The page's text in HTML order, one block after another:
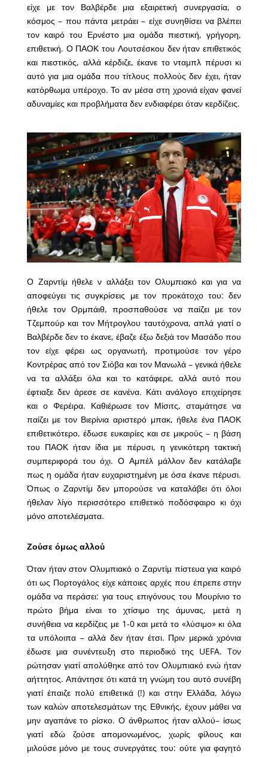
είχε με τον Βαλβέρδε μια εξαιρετική συνεργασία, ο
κόσμος – που πάντα μετράει – είχε συνηθίσει να βλέπει
τον καιρό του Ερνέστο μια ομάδα πιεστική, γρήγορη,
επιθετική. Ο ΠΑΟΚ του Λουτσέσκου δεν ήταν επιθετικός
και πιεστικός, αλλά κέρδιζε, έκανε το νταμπλ πέρυσι κι
αυτό για μια ομάδα που τίτλους πολλούς δεν έχει, ήταν
κατόρθωμα υπέροχο. Το αν μέσα στη χρονιά είχαν φανεί
αδυναμίες και προβλήματα δεν ενδιαφέρει όταν κερδίζεις.
Ο Ζαρντίμ ήθελε ν αλλάξει τον Ολυμπιακό και για να
αποφεύγει τις συγκρίσεις με τον προκάτοχο του: δεν
ήθελε τον Ορμπάιθ, προσπαθούσε να παίζει με τον
Τζεμπούρ και τον Μήτρογλου ταυτόχρονα, απλά γιατί ο
Βαλβέρδε δεν το έκανε, έβαζε έξω δεξιά τον Μασάδο που
τον είχε φέρει ως οργανωτή, προτιμούσε τον γέρο
Κοντρέρας από τον Σιόβα και τον Μανωλά – γενικά ήθελε
να τα αλλάξει όλα και το κατάφερε, αλλά αυτό που
έφτιαξε δεν άρεσε σε κανένα. Κάτι ανάλογο επιχείρησε
και ο Φερέιρα. Καθιέρωσε τον Μίσιτς, σταμάτησε να
παίζει με τον Βιερίνια αριστερό μπακ, ήθελε ένα ΠΑΟΚ
επιθετικότερο, έδωσε ευκαιρίες και σε μικρούς – η βάση
του ΠΑΟΚ ήταν ίδια με πέρυσι, η γενικότερη τακτική
συμπεριφορά του όχι. Ο Αμπέλ μάλλον δεν κατάλαβε
πως η ομάδα ήταν ευχαριστημένη με όσα έκανε πέρυσι.
Όπως ο Ζαρντίμ δεν μπορούσε να καταλάβει ότι όλοι
ήθελαν λίγο περισσότερο επιθετικό ποδόσφαιρο κι όχι
μόνο αποτελέσματα.
Ζούσε όμως αλλού
Όταν ήταν στον Ολυμπιακό ο Ζαρντίμ πίστευα για καιρό
ότι ως Πορτογάλος είχε κάποιες αρχές που έπρεπε στην
ομάδα να περάσει: για τους επιγόνους του Μουρίνιο το
πρώτο βήμα είναι το χτίσιμο της άμυνας, μετά η
συνήθεια να κερδίζεις με 1-0 και μετά το «λύσιμο» κι όλα
τα υπόλοιπα – αλλά δεν ήταν έτσι. Πριν μερικά χρόνια
έδωσε μια συνέντευξη στο περιοδικό της UEFA. Toν
ρώτησαν γιατί απολύθηκε από τον Ολυμπιακό ενώ ήταν
αήττητος. Απάντησε ότι κατά τη γνώμη του αυτό συνέβη
γιατί έπαιζε πολύ επιθετικά (!) και στην Ελλάδα, λόγω
των καλών αποτελεσμάτων της Εθνικής, έχουν μάθει να
μην αγαπάνε το ρίσκο. Ο άνθρωπος ήταν αλλού– ίσως
γιατί εδώ ζούσε απομονωμένος, χωρίς φίλους και
μιλούσε μόνο με τους συνεργάτες του: ούτε για φαγητό